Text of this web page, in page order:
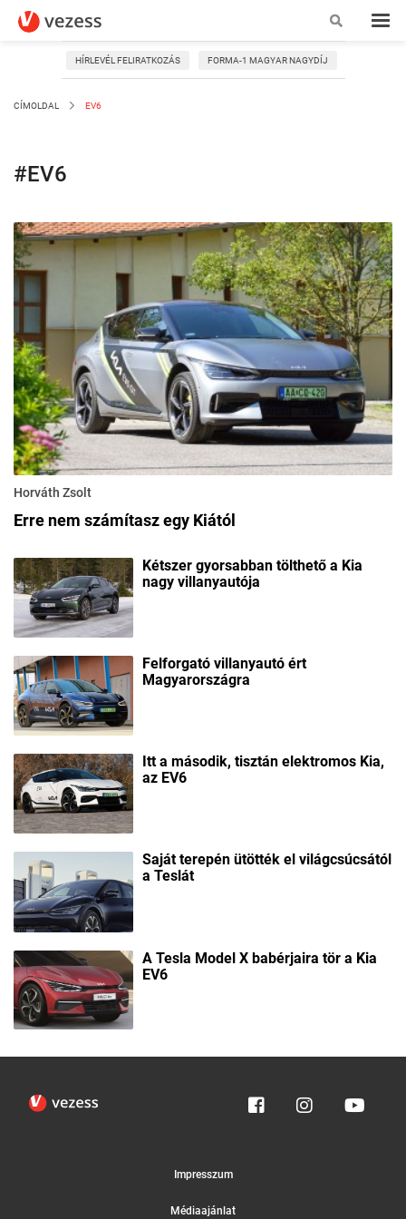
HÍRLEVÉL FELIRATKOZÁS FORMA-1 MAGYAR NAGYDÍJ
CÍMOLDAL EV6
#EV6
Horváth Zsolt
Erre nem számítasz egy Kiától
Kétszer gyorsabban tölthető a Kia
nagy villanyautója
Felforgató villanyautó ért
Magyarországra
Itt a második, tisztán elektromos Kia,
az EV6
Saját terepén ütötték el világcsúcsától
a Teslát
A Tesla Model X babérjaira tör a Kia
EV6
Impresszum
Médiaajánlat